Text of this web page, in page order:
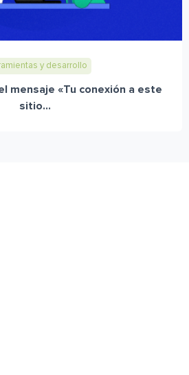
y desarrollo
mensaje «Tu conexión a este
sitio...